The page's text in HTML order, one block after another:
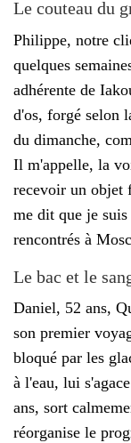
Le couteau du
Philippe, notre
quelques
adhérente de
d'os, forgé selon
du dimanche,
Il m'appelle, la
recevoir un objet
me dit que je
rencontrés à
Le bac et le
Daniel, 52 ans,
son premier
bloqué par les
à l'eau, lui
ans, sort
réorganise le